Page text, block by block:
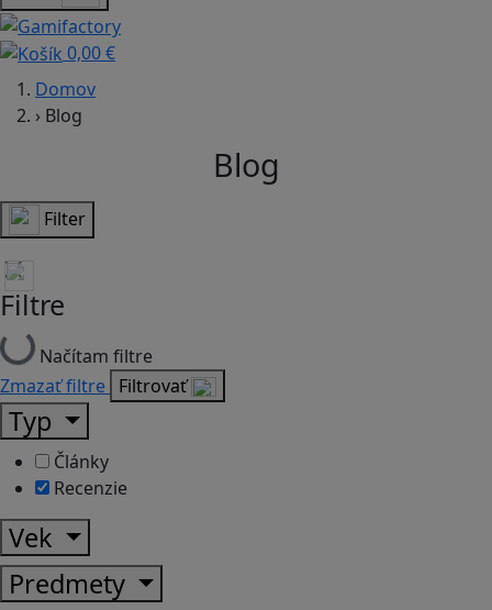
0,00 €
Domov
› Blog
Blog
Filter
Filtre
Načítam filtre
Zmazať filtre Filtrovať
Typ
Články
Recenzie
Vek
Predmety